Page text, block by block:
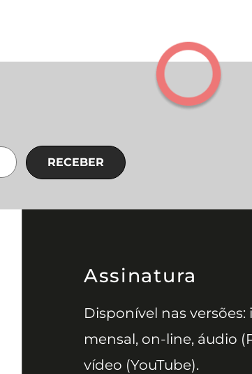
RECEBER
Assinatura
Disponível nas versões:
mensal, on-line, áudio
vídeo (YouTube).